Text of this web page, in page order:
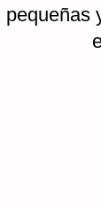
pequeñas